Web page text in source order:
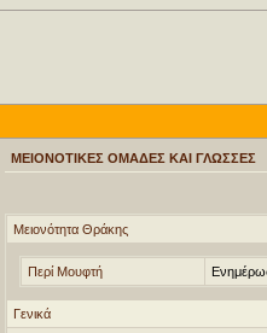
ΜΕΙΟΝΟΤΙΚΕΣ ΟΜΑΔΕΣ ΚΑΙ ΓΛΩΣΣΕΣ
Μειονότητα Θράκης
Περί Μουφτή
Γενικά